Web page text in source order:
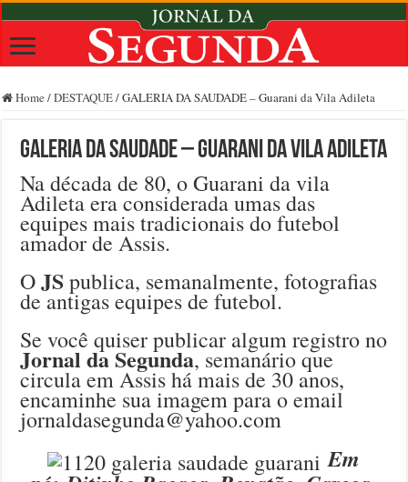
Home /DESTAQUE/GALERIA DA SAUDADE – Guarani da Vila Adileta
GALERIA DA SAUDADE – Guarani da Vila Adileta
Na década de 80, o Guarani da vila
Adileta era considerada umas das
equipes mais tradicionais do futebol
amador de Assis.
OJSpublica, semanalmente, fotografias
de antigas equipes de futebol.
Se você quiser publicar algum registro no
Jornal da Segunda, semanário que
circula em Assis há mais de 30 anos,
encaminhe sua imagem para o email
jornaldasegunda@yahoo.com
Em